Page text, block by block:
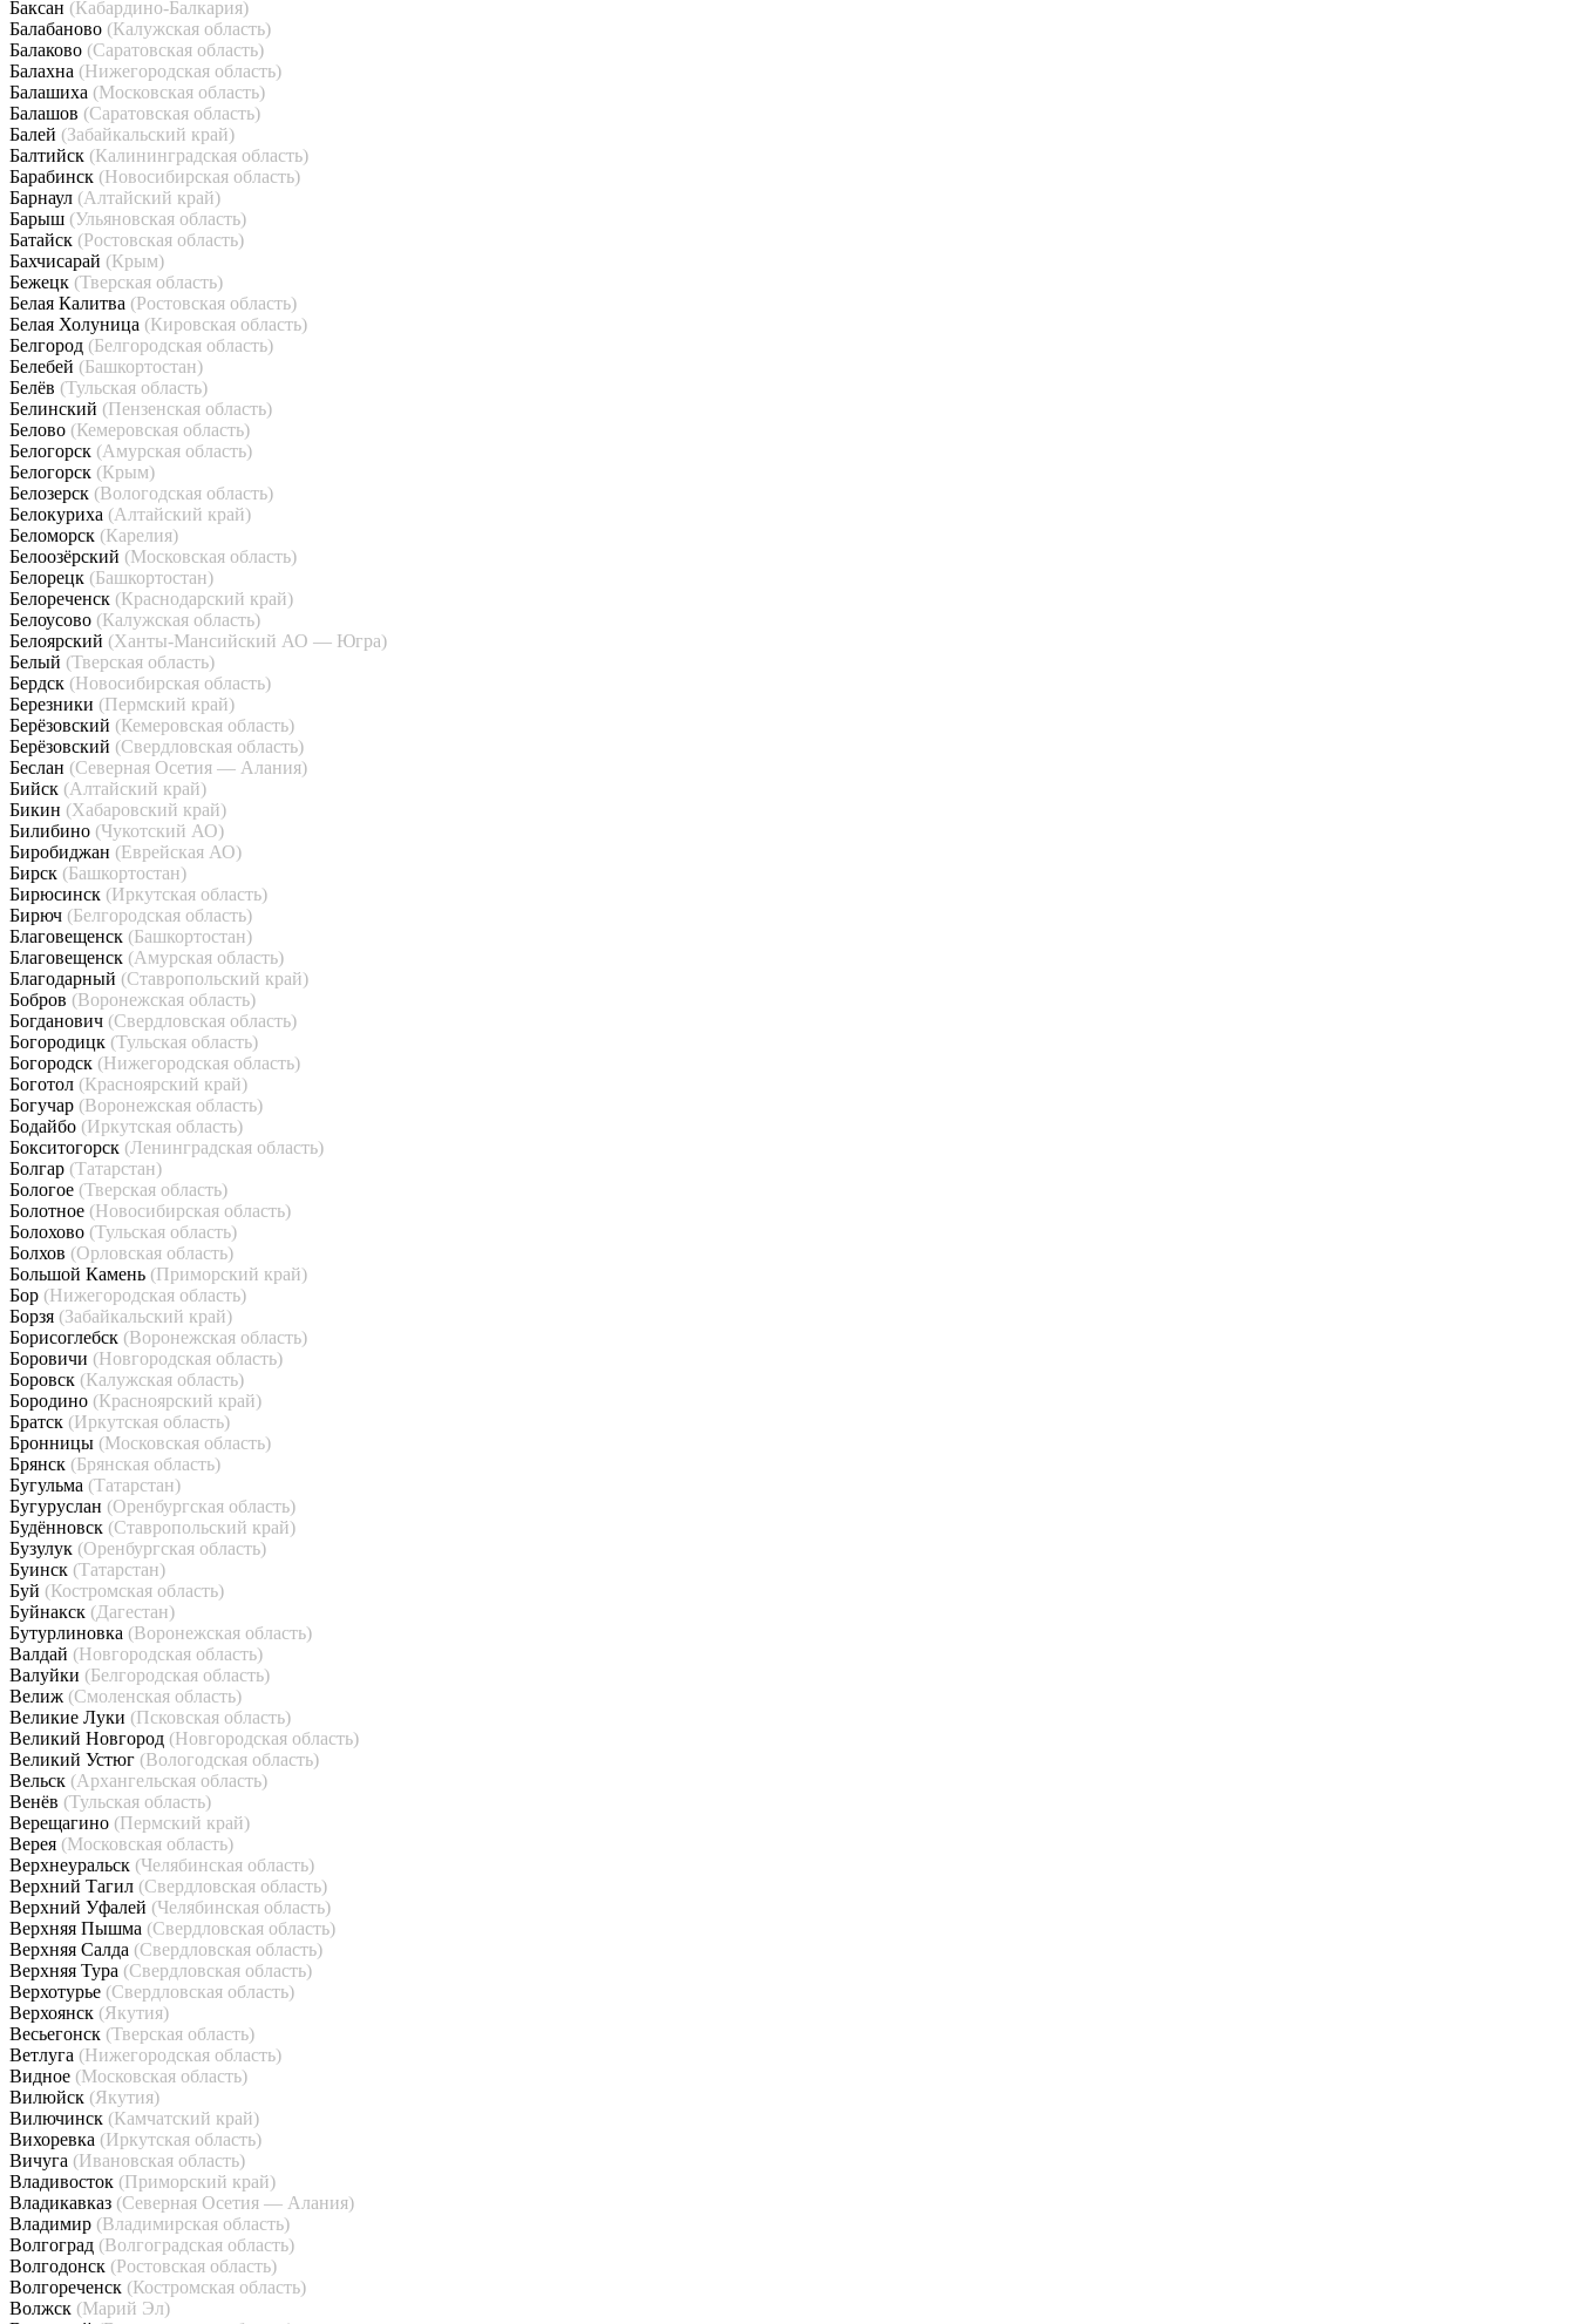
Баксан (Кабардино-Балкария)
Балабаново (Калужская область)
Балаково (Саратовская область)
Балахна (Нижегородская область)
Балашиха (Московская область)
Балашов (Саратовская область)
Балей (Забайкальский край)
Балтийск (Калининградская область)
Барабинск (Новосибирская область)
Барнаул (Алтайский край)
Барыш (Ульяновская область)
Батайск (Ростовская область)
Бахчисарай (Крым)
Бежецк (Тверская область)
Белая Калитва (Ростовская область)
Белая Холуница (Кировская область)
Белгород (Белгородская область)
Белебей (Башкортостан)
Белёв (Тульская область)
Белинский (Пензенская область)
Белово (Кемеровская область)
Белогорск (Амурская область)
Белогорск (Крым)
Белозерск (Вологодская область)
Белокуриха (Алтайский край)
Беломорск (Карелия)
Белоозёрский (Московская область)
Белорецк (Башкортостан)
Белореченск (Краснодарский край)
Белоусово (Калужская область)
Белоярский (Ханты-Мансийский АО — Югра)
Белый (Тверская область)
Бердск (Новосибирская область)
Березники (Пермский край)
Берёзовский (Кемеровская область)
Берёзовский (Свердловская область)
Беслан (Северная Осетия — Алания)
Бийск (Алтайский край)
Бикин (Хабаровский край)
Билибино (Чукотский АО)
Биробиджан (Еврейская АО)
Бирск (Башкортостан)
Бирюсинск (Иркутская область)
Бирюч (Белгородская область)
Благовещенск (Башкортостан)
Благовещенск (Амурская область)
Благодарный (Ставропольский край)
Бобров (Воронежская область)
Богданович (Свердловская область)
Богородицк (Тульская область)
Богородск (Нижегородская область)
Боготол (Красноярский край)
Богучар (Воронежская область)
Бодайбо (Иркутская область)
Бокситогорск (Ленинградская область)
Болгар (Татарстан)
Бологое (Тверская область)
Болотное (Новосибирская область)
Болохово (Тульская область)
Болхов (Орловская область)
Большой Камень (Приморский край)
Бор (Нижегородская область)
Борзя (Забайкальский край)
Борисоглебск (Воронежская область)
Боровичи (Новгородская область)
Боровск (Калужская область)
Бородино (Красноярский край)
Братск (Иркутская область)
Бронницы (Московская область)
Брянск (Брянская область)
Бугульма (Татарстан)
Бугуруслан (Оренбургская область)
Будённовск (Ставропольский край)
Бузулук (Оренбургская область)
Буинск (Татарстан)
Буй (Костромская область)
Буйнакск (Дагестан)
Бутурлиновка (Воронежская область)
Валдай (Новгородская область)
Валуйки (Белгородская область)
Велиж (Смоленская область)
Великие Луки (Псковская область)
Великий Новгород (Новгородская область)
Великий Устюг (Вологодская область)
Вельск (Архангельская область)
Венёв (Тульская область)
Верещагино (Пермский край)
Верея (Московская область)
Верхнеуральск (Челябинская область)
Верхний Тагил (Свердловская область)
Верхний Уфалей (Челябинская область)
Верхняя Пышма (Свердловская область)
Верхняя Салда (Свердловская область)
Верхняя Тура (Свердловская область)
Верхотурье (Свердловская область)
Верхоянск (Якутия)
Весьегонск (Тверская область)
Ветлуга (Нижегородская область)
Видное (Московская область)
Вилюйск (Якутия)
Вилючинск (Камчатский край)
Вихоревка (Иркутская область)
Вичуга (Ивановская область)
Владивосток (Приморский край)
Владикавказ (Северная Осетия — Алания)
Владимир (Владимирская область)
Волгоград (Волгоградская область)
Волгодонск (Ростовская область)
Волгореченск (Костромская область)
Волжск (Марий Эл)